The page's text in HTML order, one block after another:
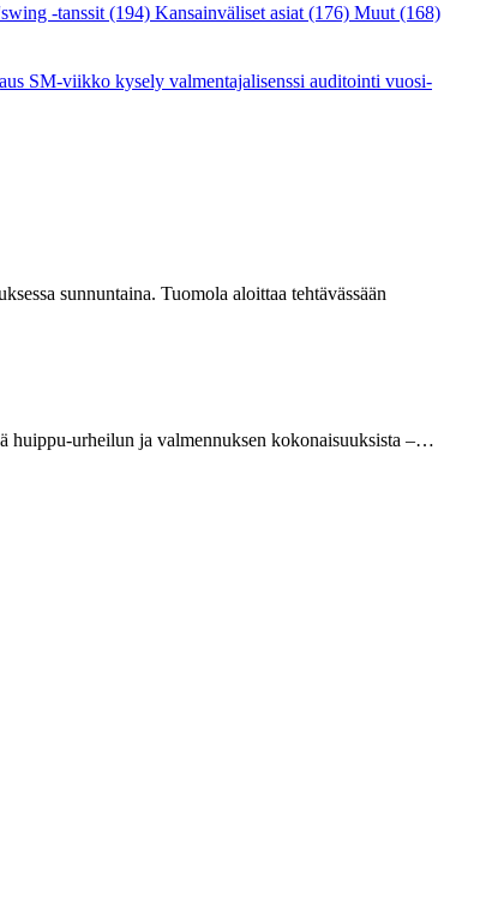
-tanssit (194) Kansainväliset asiat (176) Muut (168)
SM-viikko kysely valmentajalisenssi auditointi vuosi-
sunnuntaina. Tuomola aloittaa tehtävässään
huippu-urheilun ja valmennuksen kokonaisuuksista –…